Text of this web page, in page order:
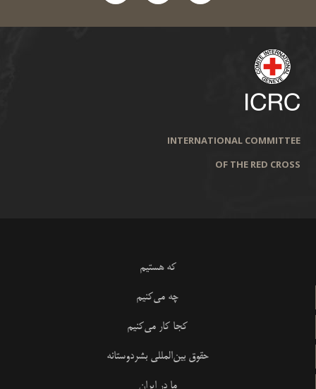
INTERNATIONAL COMMITTEE
OF THE RED CROSS
که هستیم
چه می‌کنیم
کجا کار می‌کنیم
حقوق بین‌المللی بشردوستانه
ما در ایران